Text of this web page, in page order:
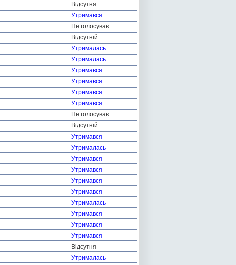
Відсутня
Утримався
Не голосував
Відсутній
Утрималась
Утрималась
Утримався
Утримався
Утримався
Утримався
Не голосував
Відсутній
Утримався
Утрималась
Утримався
Утримався
Утримався
Утримався
Утрималась
Утримався
Утримався
Утримався
Відсутня
Утрималась